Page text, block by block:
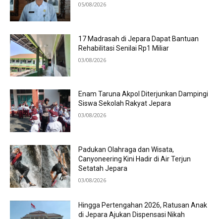
05/08/2026
17 Madrasah di Jepara Dapat Bantuan
Rehabilitasi Senilai Rp1 Miliar
03/08/2026
Enam Taruna Akpol Diterjunkan Dampingi
Siswa Sekolah Rakyat Jepara
03/08/2026
Padukan Olahraga dan Wisata,
Canyoneering Kini Hadir di Air Terjun
Setatah Jepara
03/08/2026
Hingga Pertengahan 2026, Ratusan Anak
di Jepara Ajukan Dispensasi Nikah